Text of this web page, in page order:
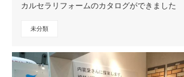
カルセラリフォームのカタログができました
未分類